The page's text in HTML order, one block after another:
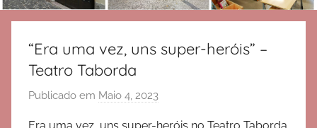
“Era uma vez, uns super-heróis” –
Teatro Taborda
Publicado em Maio 4, 2023